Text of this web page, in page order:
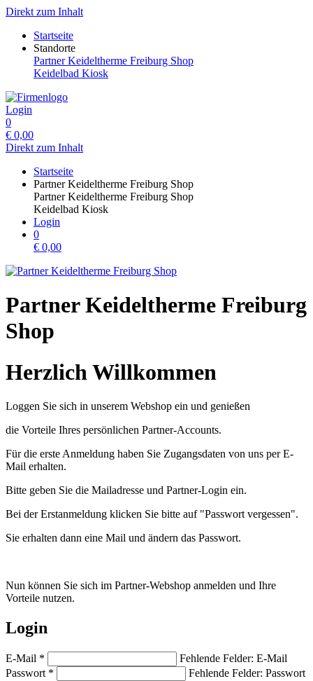
Direkt zum Inhalt
Startseite
Standorte
Partner Keideltherme Freiburg Shop
Keidelbad Kiosk
Login
0
€ 0,00
Direkt zum Inhalt
Startseite
Partner Keideltherme Freiburg Shop
Partner Keideltherme Freiburg Shop
Keidelbad Kiosk
Login
0
€ 0,00
Partner Keideltherme Freiburg
Shop
Herzlich Willkommen
Loggen Sie sich in unserem Webshop ein und genießen
die Vorteile Ihres persönlichen Partner-Accounts.
Für die erste Anmeldung haben Sie Zugangsdaten von uns per E-
Mail erhalten.
Bitte geben Sie die Mailadresse und Partner-Login ein.
Bei der Erstanmeldung klicken Sie bitte auf "Passwort vergessen".
Sie erhalten dann eine Mail und ändern das Passwort.
Nun können Sie sich im Partner-Webshop anmelden und Ihre
Vorteile nutzen.
Login
E-Mail *
Fehlende Felder: E-Mail
Passwort *
Fehlende Felder: Passwort